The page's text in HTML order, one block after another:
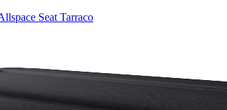
Seat Tarraco